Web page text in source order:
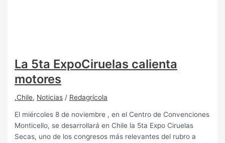
La 5ta ExpoCiruelas calienta
motores
.Chile, Noticias / Redagrícola
El miércoles 8 de noviembre , en el Centro de Convenciones
Monticello, se desarrollará en Chile la 5ta Expo Ciruelas
Secas, uno de los congresos más relevantes del rubro a